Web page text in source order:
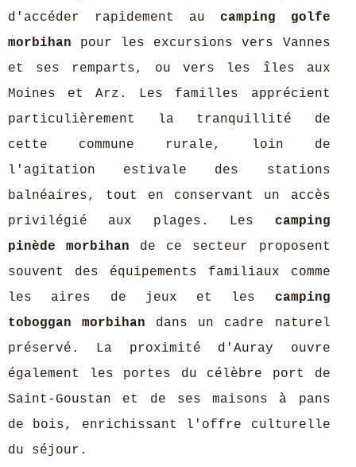
d'accéder rapidement au camping golfe
morbihan pour les excursions vers Vannes
et ses remparts, ou vers les îles aux
Moines et Arz. Les familles apprécient
particulièrement la tranquillité de
cette commune rurale, loin de
l'agitation estivale des stations
balnéaires, tout en conservant un accès
privilégié aux plages. Les camping
pinède morbihan de ce secteur proposent
souvent des équipements familiaux comme
les aires de jeux et les camping
toboggan morbihan dans un cadre naturel
préservé. La proximité d'Auray ouvre
également les portes du célèbre port de
Saint-Goustan et de ses maisons à pans
de bois, enrichissant l'offre culturelle
du séjour.